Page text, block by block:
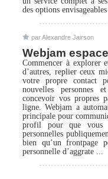
des options
par Alexandre Jairson
Webjam
Commencer à explorer
d’autres, replier ceux
votre propre contact
nouvelles personnes
concevoir vos propres
ligne. Webjam a
principale pour
profil pour que vous
personnelles
bien qu’un frontpage
personnelle d’aggrate ...